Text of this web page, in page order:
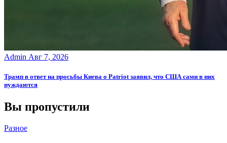
Admin Авг 7, 2026
Трамп в ответ на просьбы Киева о Patriot заявил, что США сами в них
нуждаются
Вы пропустили
Разное